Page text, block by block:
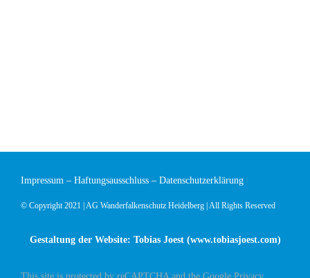
Impressum – Haftungsausschluss – Datenschutzerklärung
© Copyright 2021 | AG Wanderfalkenschutz Heidelberg | All Rights Reserved
Gestaltung der Website: Tobias Joest (www.tobiasjoest.com)